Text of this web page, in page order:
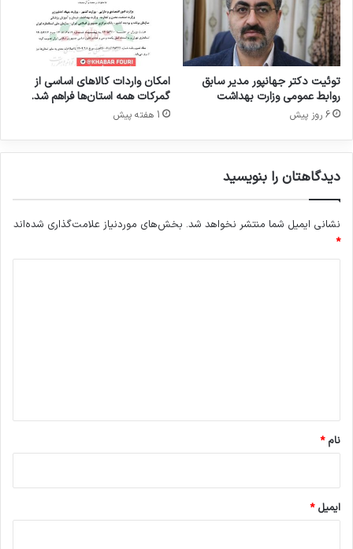
ر
و
س
ا
ز
ا
و
ز
ا
ن
توئیت دکتر جهانپور مدیر سابق
روابط عمومی وزارت بهداشت
6 روز پیش
امکان واردات کالاهای اساسی از
گمرکات همه استان‌ها فراهم شد.
1 هفته پیش
دیدگاهتان را بنویسید
نشانی ایمیل شما منتشر نخواهد شد. بخش‌های موردنیاز علامت‌گذاری شده‌اند
*
نام*
ایمیل*